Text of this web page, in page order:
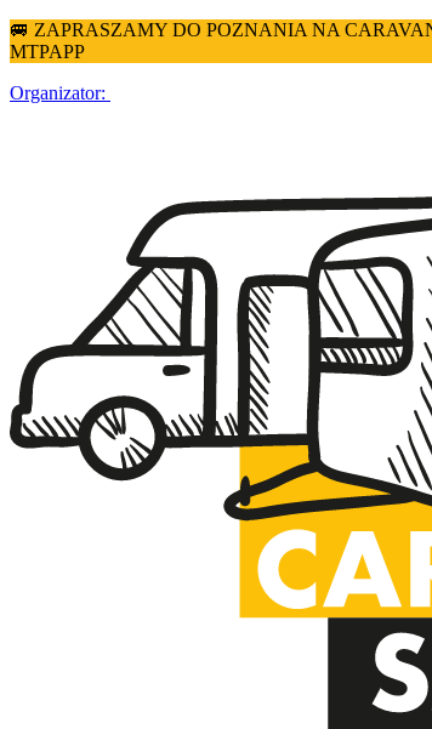
🚐 ZAPRASZAMY DO POZNANIA NA
MTPAPP
Organizator: